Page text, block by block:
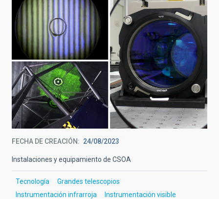
FECHA DE CREACIÓN 24/08/2023
Instalaciones y equipamiento de CSOA
Tecnología
Grandes telescopios
Instrumentación infrarroja
Instrumentación visible